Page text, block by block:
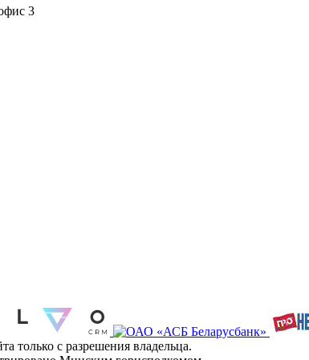
3
только с разрешения владельца.